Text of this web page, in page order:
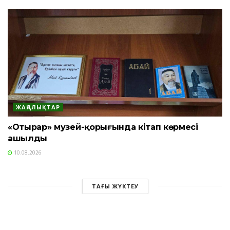
ЖАҢАЛЫҚТАР
«Отырар» музей-қорығында кітап көрмесі
ашылды
10.08.2026
ТАҒЫ ЖҮКТЕУ